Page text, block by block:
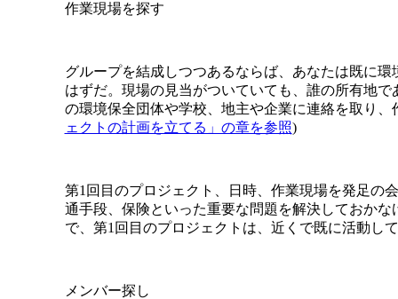
作業現場を探す
グループを結成しつつあるならば、あなたは既に
はずだ。現場の見当がついていても、誰の所有地
の環境保全団体や学校、地主や企業に連絡を取り
ェクトの計画を立てる」の章を参照)
第1回目のプロジェクト、日時、作業現場を発足の
通手段、保険といった重要な問題を解決しておか
で、第1回目のプロジェクトは、近くで既に活動し
メンバー探し